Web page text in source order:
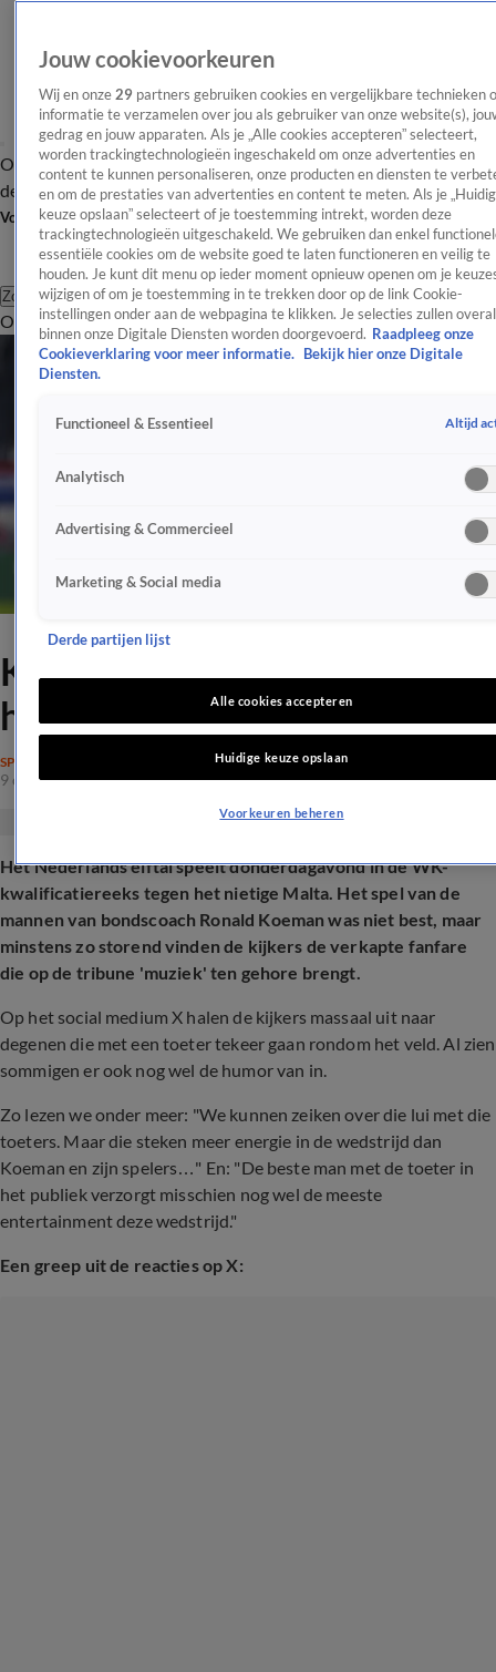
OverzichtAfleveringen Entertainment TV Algemeen
Tip
de redactieNieuwsbrief
Volg Shownieuws
Zoeken
OverzichtEntertainmentSpraakmakendRealityCrimeVideo's
Kijkers Malta - Nederland
halen uit: 'Irritant'
SPRAAKMAKEND
9 okt 2025, 22:06
Het Nederlands elftal speelt donderdagavond in de WK-
kwalificatiereeks tegen het nietige Malta. Het spel van de
mannen van bondscoach Ronald Koeman was niet best, maar
minstens zo storend vinden de kijkers de verkapte fanfare
die op de tribune 'muziek' ten gehore brengt.
Op het social medium X halen de kijkers massaal uit naar
degenen die met een toeter tekeer gaan rondom het veld. Al zien
sommigen er ook nog wel de humor van in.
Zo lezen we onder meer: "We kunnen zeiken over die lui met die
toeters. Maar die steken meer energie in de wedstrijd dan
Koeman en zijn spelers…" En: "De beste man met de toeter in
het publiek verzorgt misschien nog wel de meeste
entertainment deze wedstrijd."
Een greep uit de reacties op X:
Jouw cookievoorkeuren
Wij en onze 29 partners gebruiken cookies en vergelijkbare technieken
informatie te verzamelen over jou als gebruiker van onze website(s),
gedrag en jouw apparaten. Als je „Alle cookies accepteren” selecteert,
worden trackingtechnologieën ingeschakeld om onze advertenties en
content te kunnen personaliseren, onze producten en diensten te
en om de prestaties van advertenties en content te meten. Als je
keuze opslaan” selecteert of je toestemming intrekt, worden deze
trackingtechnologieën uitgeschakeld. We gebruiken dan enkel
essentiële cookies om de website goed te laten functioneren en veilig te
houden. Je kunt dit menu op ieder moment opnieuw openen om je
wijzigen of om je toestemming in te trekken door op de link Cookie-
instellingen onder aan de webpagina te klikken. Je selecties zullen overal
binnen onze Digitale Diensten worden doorgevoerd. Raadpleeg onze
Cookieverklaring voor meer informatie.
Bekijk hier onze Digitale
Diensten.
Functioneel & Essentieel Altijd
Analytisch
Advertising & Commercieel
Marketing & Social media
Derde partijen lijst
Alle cookies accepteren
Huidige keuze opslaan
Voorkeuren beheren